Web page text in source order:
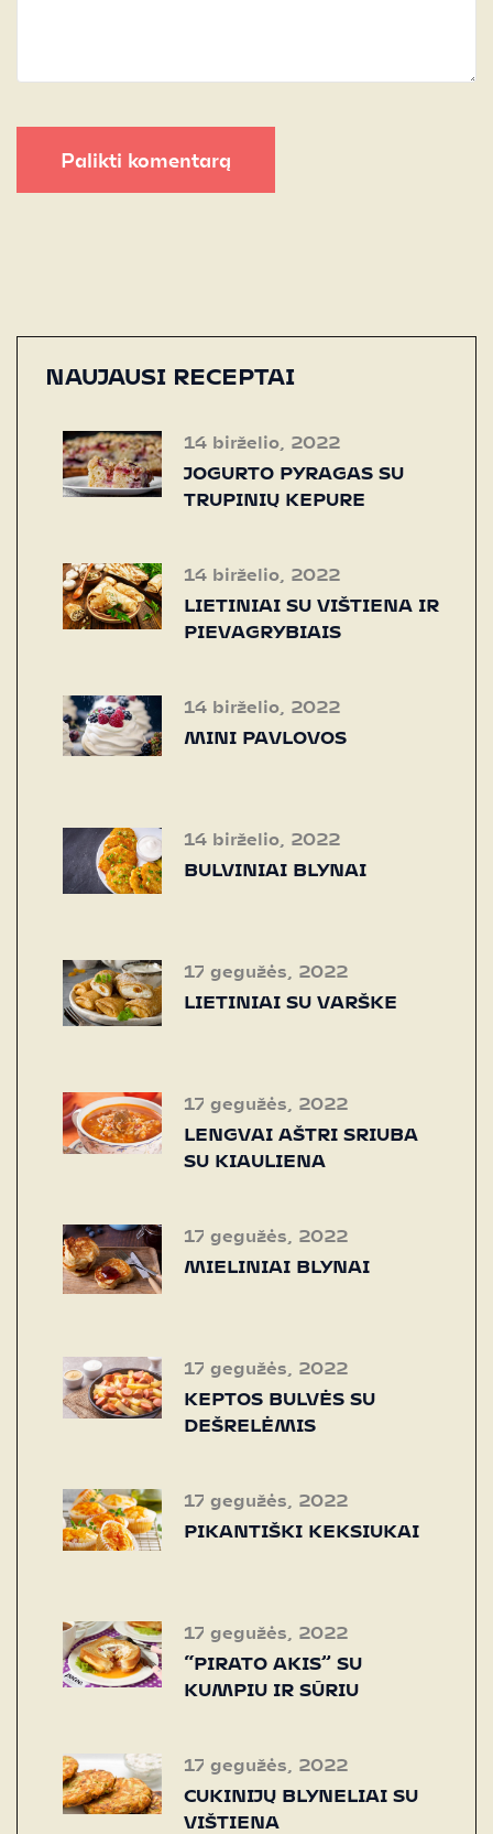
Palikti komentarą
NAUJAUSI RECEPTAI
14 birželio, 2022
JOGURTO PYRAGAS SU
TRUPINIŲ KEPURE
14 birželio, 2022
LIETINIAI SU VIŠTIENA IR
PIEVAGRYBIAIS
14 birželio, 2022
MINI PAVLOVOS
14 birželio, 2022
BULVINIAI BLYNAI
17 gegužės, 2022
LIETINIAI SU VARŠKE
17 gegužės, 2022
LENGVAI AŠTRI SRIUBA
SU KIAULIENA
17 gegužės, 2022
MIELINIAI BLYNAI
17 gegužės, 2022
KEPTOS BULVĖS SU
DEŠRELĖMIS
17 gegužės, 2022
PIKANTIŠKI KEKSIUKAI
17 gegužės, 2022
“PIRATO AKIS” SU
KUMPIU IR SŪRIU
17 gegužės, 2022
CUKINIJŲ BLYNELIAI SU
VIŠTIENA